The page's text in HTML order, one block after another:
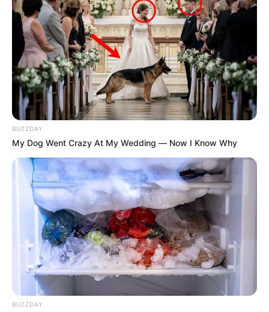
Conductores felices: ahora
podrían ir más rápido en
Bogotá
COLEGIOS
Ojo con la velocidad: El
por exceder el límite en
zona muy transitada
BICICLETAS
¿Cuál es la multa por
exceder la velocidad en
cicloruta?
BUZZDAY
My Dog Went Crazy At My Wedding — Now I Know Why
BUZZDAY